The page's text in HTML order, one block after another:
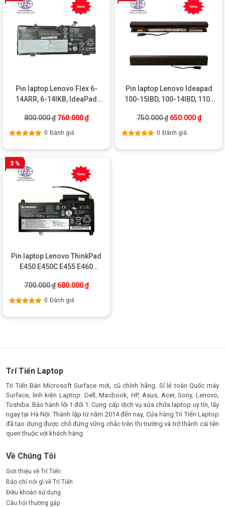
Pin laptop Lenovo Flex 6-
14ARR, 6-14IKB, IdeaPad
Yoga 530-14ARR, 530-
14IKB, L17C4PB0
800.000₫ Giá gốc là: 800.000 ₫.
760.000₫Giá hiện tại là: 760.000 ₫.
0 Đánh giá
Pin laptop Lenovo Ideapad
100-15IBD, 100-14IBD, 110-
15IBD, 110-15ISK, L15L4A01
750.000₫ Giá gốc là:
650.000₫Giá
0 Đánh giá
3 %
Pin laptop Lenovo ThinkPad
E450 E450C E455 E460
700.000₫ Giá gốc là: 700.000 ₫.
680.000₫Giá hiện tại là: 680.000 ₫.
0 Đánh giá
Trí Tiến Laptop
Trí Tiến Bán Microsoft Surface mới, cũ chính hãng. Sỉ lẻ toàn Quốc máy
Surface, linh kiện Laptop: Dell, Macbook, HP, Asus, Acer, Sony, Lenovo,
Toshiba. Bảo hành lỗi 1 đổi 1. Cung cấp dịch vụ sửa chữa laptop uy tín, lấy
ngay tại Hà Nội. Thành lập từ năm 2014 đến nay, Cửa hàng Trí Tiến Laptop
đã tạo dựng được chỗ đứng vững chắc trên thị trường và trở thành cái tên
quen thuộc với khách hàng.
Về Chúng Tôi
Giới thiệu về Trí Tiến
Báo chí nói gì về Trí Tiến
Điều khoản sử dụng
Câu hỏi thường gặp